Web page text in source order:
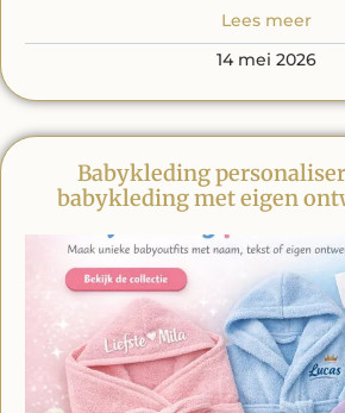
Lees meer
14 mei 2026
Babykleding
babykleding met eigen